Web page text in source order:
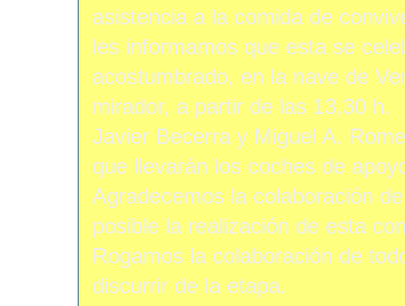
asistencia a la comida de
les informamos que esta se
acostumbrado, en la nave de
mirador, a partir de las 13,30 h.
Javier Becerra y Miguel A.
que llevarán los coches de
Agradecemos la colaboración
posible la realización de esta
Rogamos la colaboración de
discurrir de la etapa.